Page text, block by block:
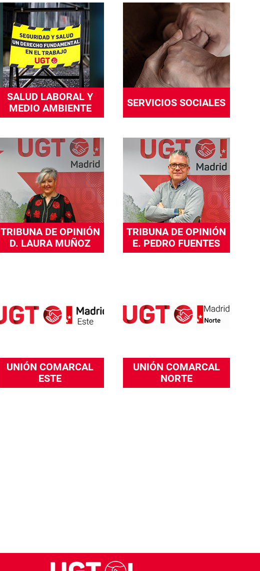
SALUD LABORAL Y
MEDIO AMBIENTE
SERVICIOS SOCIALES
TRIBUNA DE OPINIÓN
D. LAURA MUÑOZ
TRIBUNA DE OPINIÓN
E. PEDRO FUENTES
UNIÓN COMARCAL
ESTE
UNIÓN COMARCAL
NORTE